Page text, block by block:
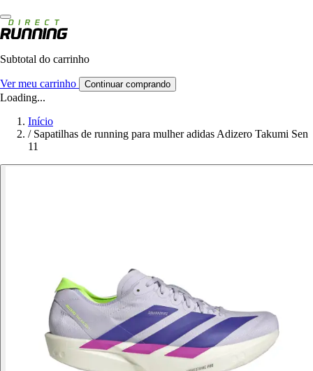
Subtotal do carrinho
Ver meu carrinho Continuar comprando
Loading...
Início
/ Sapatilhas de running para mulher adidas Adizero Takumi Sen
11